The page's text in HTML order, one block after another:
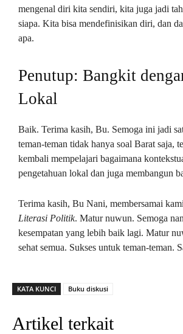
mengenal diri kita sendiri, kita juga jadi
siapa. Kita bisa mendefinisikan diri, dan
apa.
Penutup: Bangkit
Lokal
Baik. Terima kasih, Bu. Semoga ini jadi
teman-teman tidak hanya soal Barat saja,
kembali mempelajari bagaimana
pengetahuan lokal dan juga membangun
Terima kasih, Bu Nani, membersamai
Literasi Politik. Matur nuwun. Semoga
kesempatan yang lebih baik lagi. Matur
sehat semua. Sukses untuk teman-teman.
KATA KUNCI Buku diskusi
Artikel terkait